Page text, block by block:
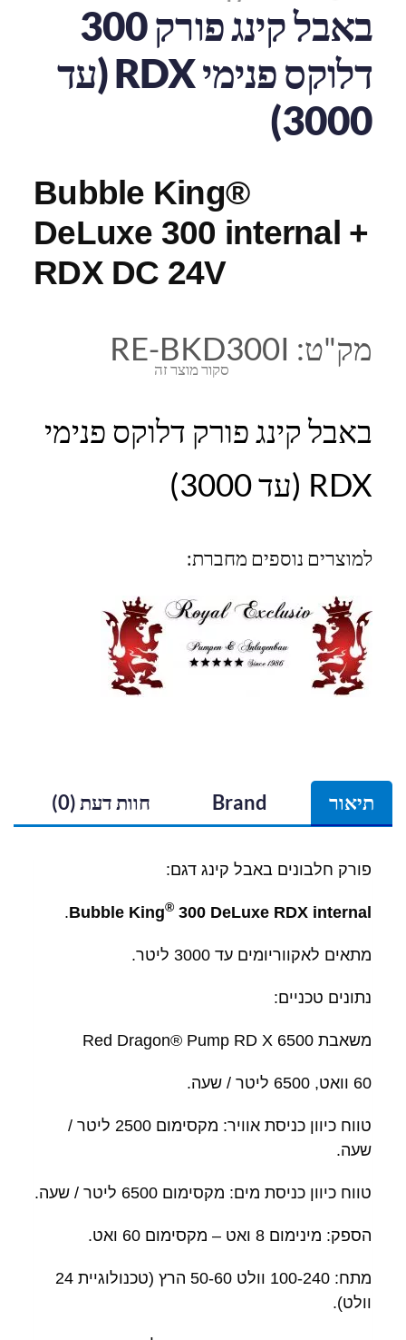
באבל קינג פורק 300
דלוקס פנימי RDX (עד
3000)
Bubble King®
DeLuxe 300 internal +
RDX DC 24V
סקור מוצר זה
מק"ט: RE-BKD300I
באבל קינג פורק דלוקס פנימי
RDX (עד 3000)
למוצרים נוספים מחברת:
תיאור Brand חוות דעת (0)
פורק חלבונים באבל קינג דגם:
Bubble King® 300 DeLuxe RDX internal
.
מתאים לאקווריומים עד 3000 ליטר.
נתונים טכניים:
משאבת 6500 Red Dragon® Pump RD X
60 וואט, 6500 ליטר / שעה.
טווח כיוון כניסת אוויר: מקסימום 2500 ליטר /
שעה.
טווח כיוון כניסת מים: מקסימום 6500 ליטר / שעה.
הספק: מינימום 8 ואט – מקסימום 60 ואט.
מתח: 100-240 וולט 50-60 הרץ (טכנולוגיית 24
וולט).